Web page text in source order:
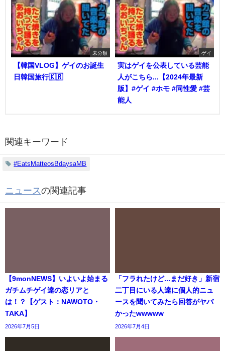
未分類
【韓国VLOG】ゲイのお誕生
日韓国旅行🇰🇷
ゲイ
実はゲイを公表している芸能
人がこちら...【2024年最新
版】#ゲイ #ホモ #同性愛 #芸
能人
関連キーワード
#EatsMatteosBdaysaMB
ニュースの関連記事
【9monNEWS】いよいよ始まる
ガチムチゲイ達の恋リアと
は！？【ゲスト：NAWOTO・
TAKA】
2026年7月5日
「フラれたけど...まだ好き」新宿
二丁目にいる人達に個人的ニュ
ースを聞いてみたら回答がヤバ
かったwwwww
2026年7月4日